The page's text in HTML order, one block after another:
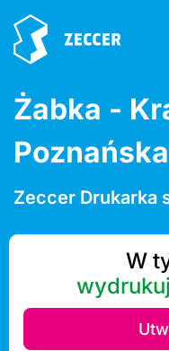
Żabka -
Zeccer Drukarka
W